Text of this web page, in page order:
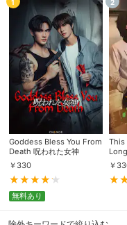
1
Goddess Bless You From
Death 呪われた女神
￥ 330
無料あり
2
This
￥